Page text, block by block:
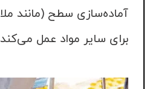
آماده‌سازی سطح (مانند
برای سایر مواد عمل